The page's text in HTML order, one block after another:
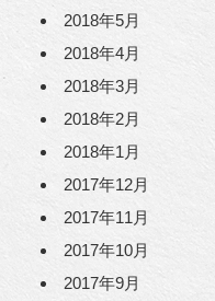
2018年5月
2018年4月
2018年3月
2018年2月
2018年1月
2017年12月
2017年11月
2017年10月
2017年9月